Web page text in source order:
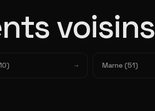
voisins
Marne (51)